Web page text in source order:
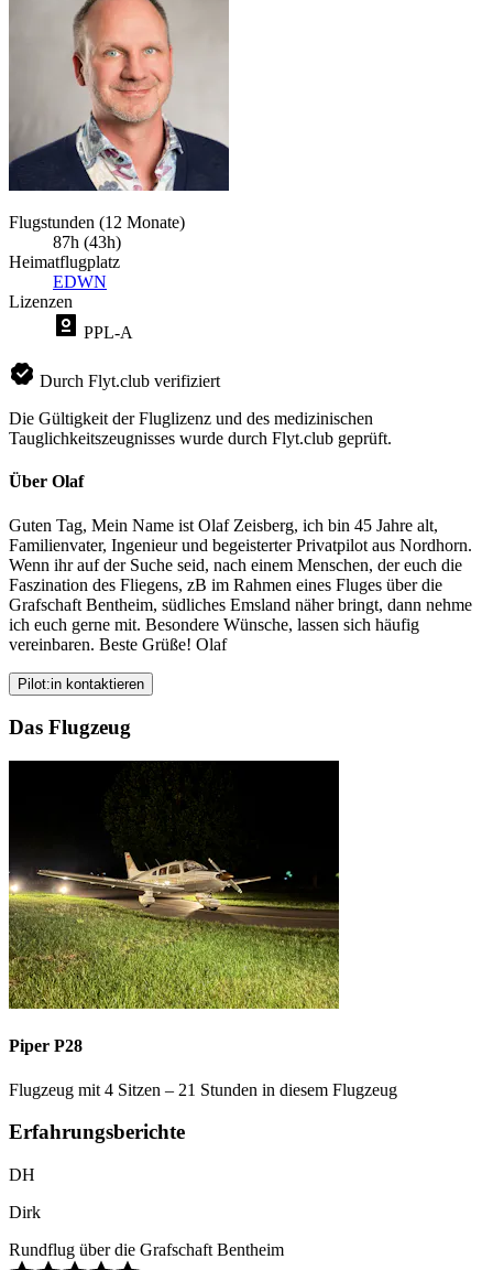
Flugstunden (12 Monate)
87h (43h)
Heimatflugplatz
EDWN
Lizenzen
PPL-A
Durch Flyt.club verifiziert
Die Gültigkeit der Fluglizenz und des medizinischen
Tauglichkeitszeugnisses wurde durch Flyt.club geprüft.
Über Olaf
Guten Tag, Mein Name ist Olaf Zeisberg, ich bin 45 Jahre alt,
Familienvater, Ingenieur und begeisterter Privatpilot aus Nordhorn.
Wenn ihr auf der Suche seid, nach einem Menschen, der euch die
Faszination des Fliegens, zB im Rahmen eines Fluges über die
Grafschaft Bentheim, südliches Emsland näher bringt, dann nehme
ich euch gerne mit. Besondere Wünsche, lassen sich häufig
vereinbaren. Beste Grüße! Olaf
Pilot:in kontaktieren
Das Flugzeug
Piper P28
Flugzeug mit 4 Sitzen – 21 Stunden in diesem Flugzeug
Erfahrungsberichte
DH
Dirk
Rundflug über die Grafschaft Bentheim